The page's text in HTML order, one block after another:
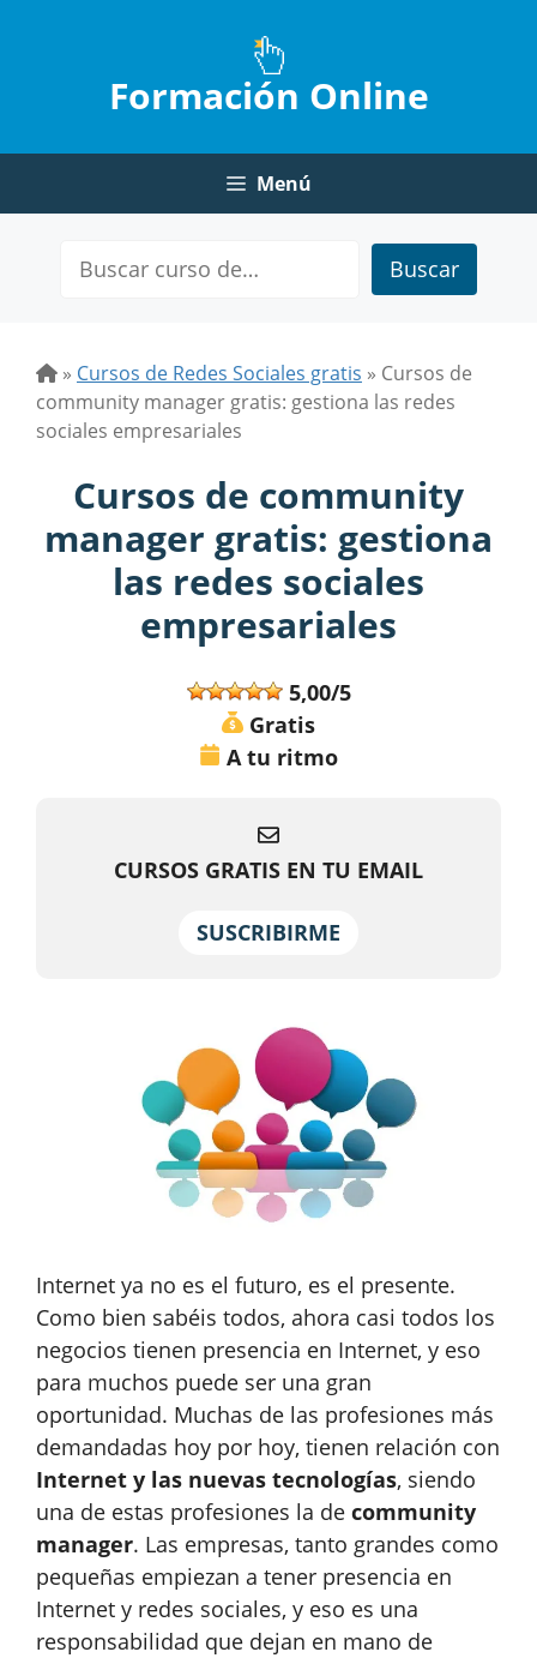
Formación Online
Menú
Buscar
» Cursos de Redes Sociales gratis » Cursos de
community manager gratis: gestiona las redes
sociales empresariales
Cursos de community
manager gratis: gestiona
las redes sociales
empresariales
5,00/5
Gratis
A tu ritmo
CURSOS GRATIS EN TU EMAIL
SUSCRIBIRME
Internet ya no es el futuro, es el presente.
Como bien sabéis todos, ahora casi todos los
negocios tienen presencia en Internet, y eso
para muchos puede ser una gran
oportunidad. Muchas de las profesiones más
demandadas hoy por hoy, tienen relación con
Internet y las nuevas tecnologías, siendo
una de estas profesiones la de community
manager. Las empresas, tanto grandes como
pequeñas empiezan a tener presencia en
Internet y redes sociales, y eso es una
responsabilidad que dejan en mano de